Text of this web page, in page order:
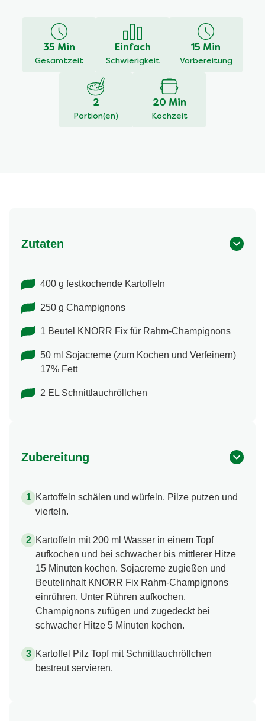
abgegeben35 Min
Gesamtzeit
Einfach
Schwierigkeit
15 Min
Vorbereitung
2
Portion(en)
20 Min
Kochzeit
Zutaten
400 g festkochende Kartoffeln
250 g Champignons
1 Beutel KNORR Fix für Rahm-Champignons
50 ml Sojacreme (zum Kochen und Verfeinern)
17% Fett
2 EL Schnittlauchröllchen
Zubereitung
Kartoffeln schälen und würfeln. Pilze putzen und
vierteln.
Kartoffeln mit 200 ml Wasser in einem Topf
aufkochen und bei schwacher bis mittlerer Hitze
15 Minuten kochen. Sojacreme zugießen und
Beutelinhalt KNORR Fix Rahm-Champignons
einrühren. Unter Rühren aufkochen.
Champignons zufügen und zugedeckt bei
schwacher Hitze 5 Minuten kochen.
Kartoffel Pilz Topf mit Schnittlauchröllchen
bestreut servieren.